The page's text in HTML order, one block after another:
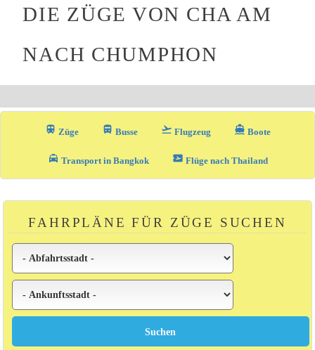
DIE ZÜGE VON CHA AM
NACH CHUMPHON
train Züge directions_bus_filled Busse flight_takeoff Flugzeug directions_boat Boote
local_taxi Transport in Bangkok airplane_ticket Flüge nach Thailand
FAHRPLÄNE FÜR ZÜGE SUCHEN